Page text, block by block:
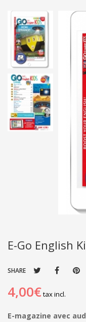
E-Go English
SHARE
4,00€tax incl.
E-magazine avec